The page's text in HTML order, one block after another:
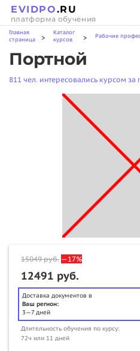
EVIDPO.RU
платформа обучения
Главная
страница
>
Каталог
курсов
> Рабочие
Портной
811 чел. интересовались курсом за
15049руб. —17%
12491 руб.
Доставка документов в
Ваш регион:
3—7 дней
Длительность обучения по курсу:
72ч или 11 дней